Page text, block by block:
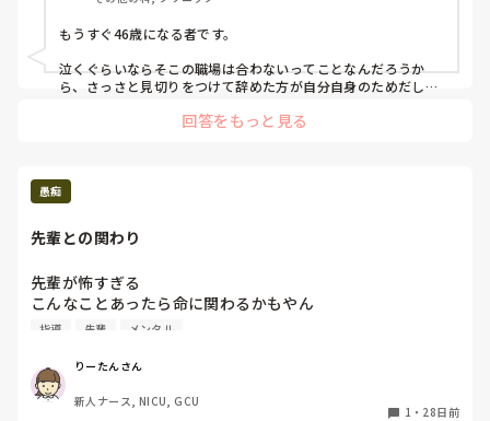
もうすぐ46歳になる者です。
泣くぐらいならそこの職場は合わないってことなんだろうか
ら、さっさと見切りをつけて辞めた方が自分自身のためだし、
回答をもっと見る
愚痴
先輩との関わり
先輩が怖すぎる
こんなことあったら命に関わるかもやん
モニターついてなくてもその赤ちゃんの事もっと見やんとダ
どこに目つけてるねん。家族が顔色モニターみれてても近く
におれよ。なにがカルテ記録しやんととか考えてしてるねん
みたいな事強く言われて反応に困ってごめんなさい気づけな
指導 先輩 メンタル
りーたんさん
新人ナース, NICU, GCU
1 ・ 28日前